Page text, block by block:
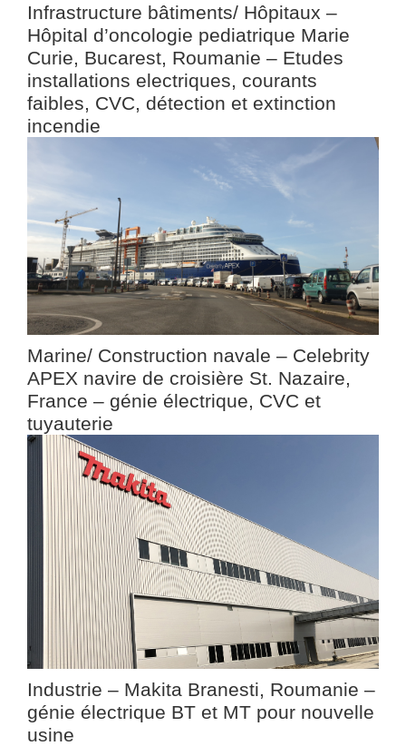
Infrastructure bâtiments/ Hôpitaux –
Hôpital d’oncologie pediatrique Marie
Curie, Bucarest, Roumanie – Etudes
installations electriques, courants
faibles, CVC, détection et extinction
incendie
Marine/ Construction navale – Celebrity
APEX navire de croisière St. Nazaire,
France – génie électrique, CVC et
tuyauterie
Industrie – Makita Branesti, Roumanie –
génie électrique BT et MT pour nouvelle
usine